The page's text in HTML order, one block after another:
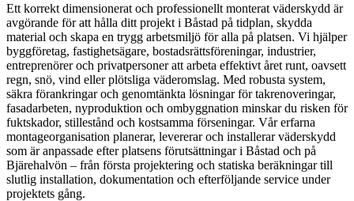
Ett korrekt dimensionerat och professionellt monterat väderskydd är
avgörande för att hålla ditt projekt i Båstad på tidplan, skydda
material och skapa en trygg arbetsmiljö för alla på platsen. Vi hjälper
byggföretag, fastighetsägare, bostadsrättsföreningar, industrier,
entreprenörer och privatpersoner att arbeta effektivt året runt, oavsett
regn, snö, vind eller plötsliga väderomslag. Med robusta system,
säkra förankringar och genomtänkta lösningar för takrenoveringar,
fasadarbeten, nyproduktion och ombyggnation minskar du risken för
fuktskador, stillestånd och kostsamma förseningar. Vår erfarna
montageorganisation planerar, levererar och installerar väderskydd
som är anpassade efter platsens förutsättningar i Båstad och på
Bjärehalvön – från första projektering och statiska beräkningar till
slutlig installation, dokumentation och efterföljande service under
projektets gång.